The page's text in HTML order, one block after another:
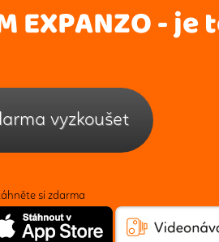
EXPANZO -
vyzkoušet
si zdarma